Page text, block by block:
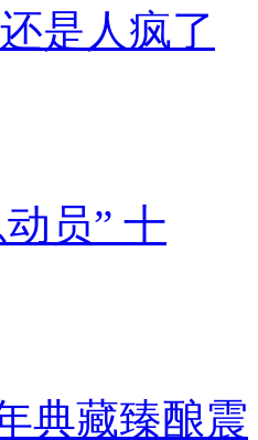
是人疯了
员” 十
典藏臻酿震